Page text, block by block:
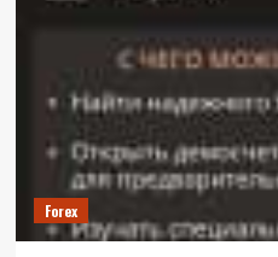
Forex